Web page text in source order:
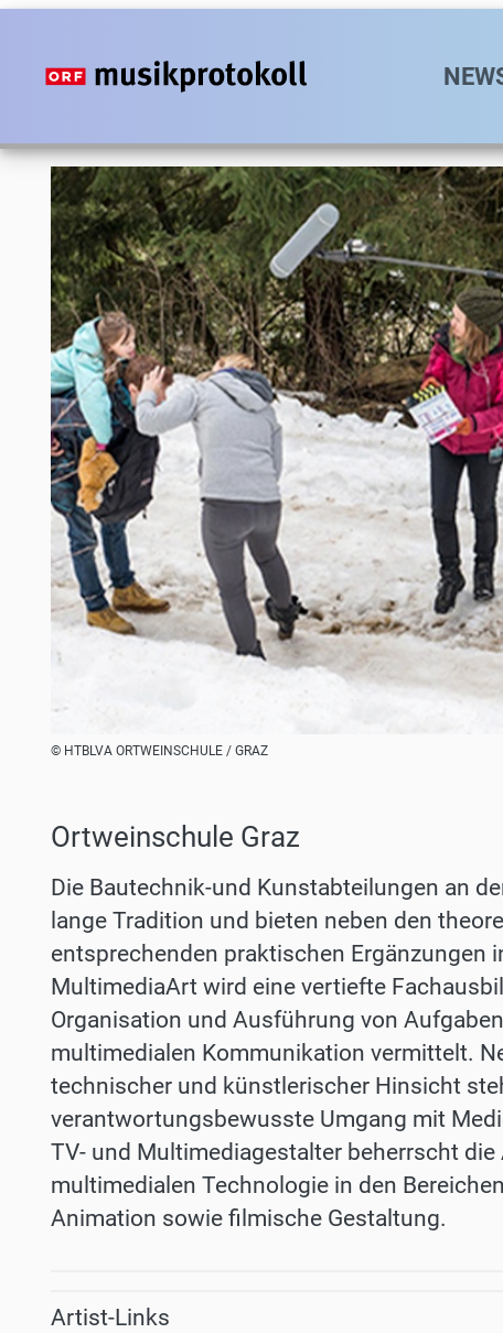
Direkt
Inhalt
Foto
© HTBLVA ORTWEINSCHULE / GRAZ
Ortweinschule Graz
Die Bautechnik-und Kunstabteilungen an
lange Tradition und bieten neben den
entsprechenden praktischen Ergänzungen
MultimediaArt wird eine vertiefte
Organisation und Ausführung von
multimedialen Kommunikation vermittelt.
technischer und künstlerischer Hinsicht
verantwortungsbewusste Umgang mit
TV- und Multimediagestalter beherrscht
multimedialen Technologie in den
Animation sowie filmische Gestaltung.
Artist-Links